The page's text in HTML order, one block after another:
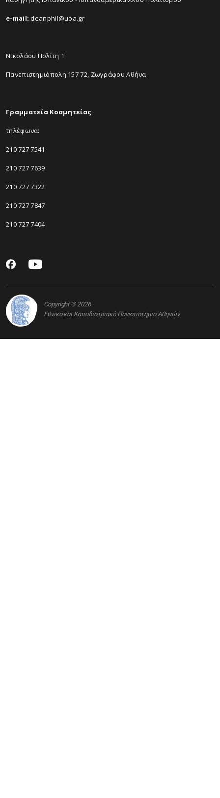
e-mail: deanphil@uoa.gr
Νικολάου Πολίτη 1
Πανεπιστημιόπολη 157 72, Ζωγράφου Αθήνα
Γραμματεία Κοσμητείας
τηλέφωνα:
210 727 7541
210 727 7639
210 727 7322
210 727 7847
210 727 7404
Copyright © 2026
Εθνικό και Καποδιστριακό Πανεπιστήμιο Αθηνών